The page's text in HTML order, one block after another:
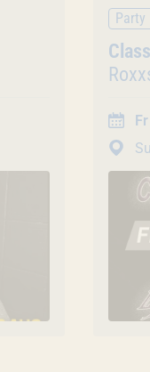
Party